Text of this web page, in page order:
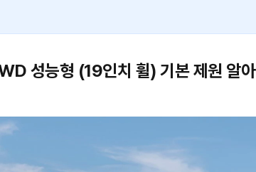
성능형 (19인치 휠) 기본 제원 알아